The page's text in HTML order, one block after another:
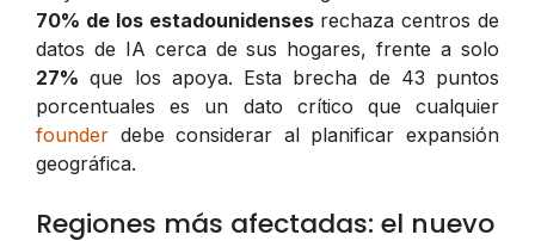
70% de los estadounidensesrechaza centros de
datos de IA cerca de sus hogares, frente a solo
27% que los apoya. Esta brecha de 43 puntos
porcentuales es un dato crítico que cualquier
founder debe considerar al planificar expansión
geográfica.
Regiones más afectadas: el nuevo